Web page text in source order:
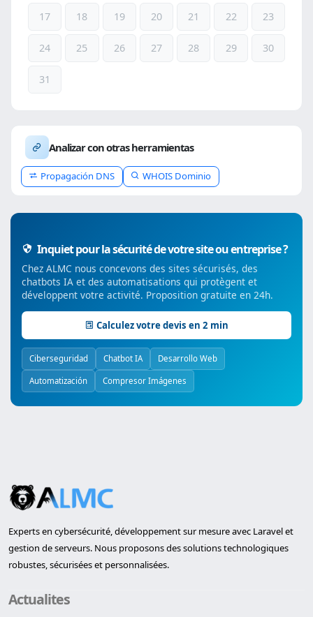
17 18 19 20 21 22 23
24 25 26 27 28 29 30
31
Analizar con otras herramientas
Propagación DNS WHOIS Dominio
Inquiet pour la sécurité de votre site ou entreprise ?
Chez ALMC nous concevons des sites sécurisés, des
chatbots IA et des automatisations qui protègent et
développent votre activité. Proposition gratuite en 24h.
Calculez votre devis en 2 min
Ciberseguridad Chatbot IA Desarrollo Web
Automatización Compresor Imágenes
Experts en cybersécurité, développement sur mesure avec Laravel et
gestion de serveurs. Nous proposons des solutions technologiques
robustes, sécurisées et personnalisées.
Actualites